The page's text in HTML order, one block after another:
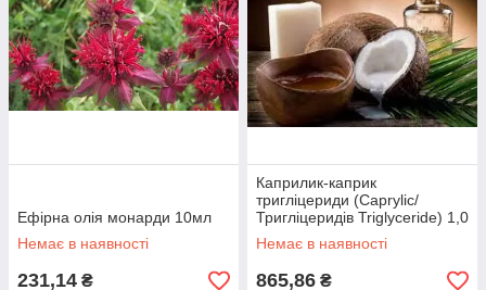
Ефірна олія монарди 10мл
Немає в наявності
231,14 ₴
Каприлик-каприк
тригліцериди (Caprylic/
Тригліцеридів Triglyceride) 1,0
кг
Немає в наявності
865,86 ₴